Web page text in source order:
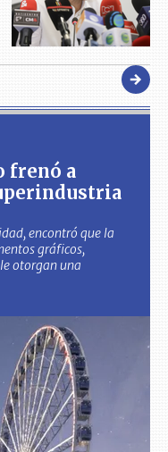
frenó a
encontró que la
gráficos,
otorgan una